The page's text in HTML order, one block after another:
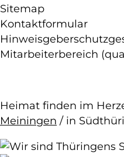
Sitemap
Kontaktformular
Mitarbeiterbereich
Heimat finden im
Meiningen / in